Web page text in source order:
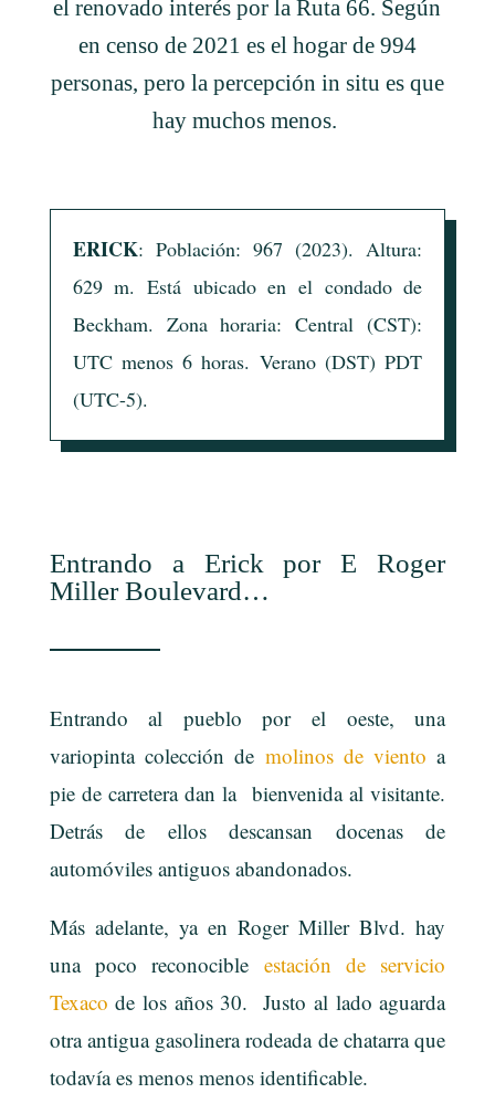
el renovado interés por la Ruta 66. Según
en censo de 2021 es el hogar de 994
personas, pero la percepción in situ es que
hay muchos menos.
ERICK: Población: 967 (2023). Altura:
629 m. Está ubicado en el condado de
Beckham. Zona horaria: Central (CST):
UTC menos 6 horas. Verano (DST) PDT
(UTC-5).
Entrando a Erick por E Roger
Miller Boulevard…
Entrando al pueblo por el oeste, una
variopinta colección de molinos de viento a
pie de carretera dan la bienvenida al visitante.
Detrás de ellos descansan docenas de
automóviles antiguos abandonados.
Más adelante, ya en Roger Miller Blvd. hay
una poco reconocible estación de servicio
Texaco de los años 30. Justo al lado aguarda
otra antigua gasolinera rodeada de chatarra que
todavía es menos menos identificable.